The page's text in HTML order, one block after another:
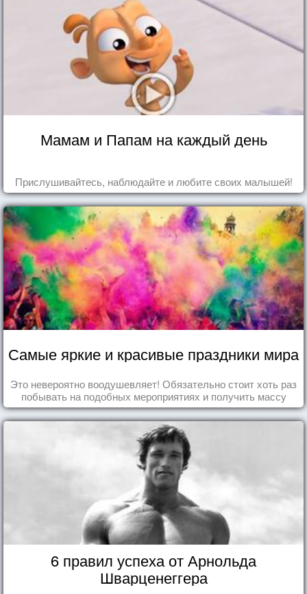
Мамам и Папам на каждый день
Прислушивайтесь, наблюдайте и любите своих малышей!
Самые яркие и красивые праздники мира
Это невероятно воодушевляет! Обязательно стоит хоть раз
побывать на подобных мероприятиях и получить массу
впечатлений!
6 правил успеха от Арнольда
Шварценеггера